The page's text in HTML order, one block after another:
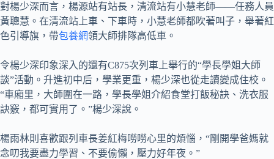
對楊少深而言，楊源站有站長，清流站有小慧老師——任務人員
黃聰慧。在清流站上車、下車時，小慧老師都吹著叫子，舉著紅
色引導旗，帶包養網領大師排隊高低車。
令楊少深印象深入的還有C875次列車上舉行的“學長學姐大師
談”活動。升進初中后，學業更重，楊少深也從走讀變成住校。
“車廂里，大師圍在一路，學長學姐介紹食堂打飯秘訣、洗衣服
訣竅，都可實用了。”楊少深說。
楊雨林則喜歡跟列車長姜紅梅嘮嘮心里的煩惱，“剛開學爸媽就
念叨我要盡力學習、不要偷懶，壓力好年夜。”